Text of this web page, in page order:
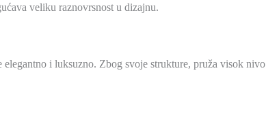
veliku raznovrsnost u dizajnu.
i luksuzno. Zbog svoje strukture, pruža visok nivo